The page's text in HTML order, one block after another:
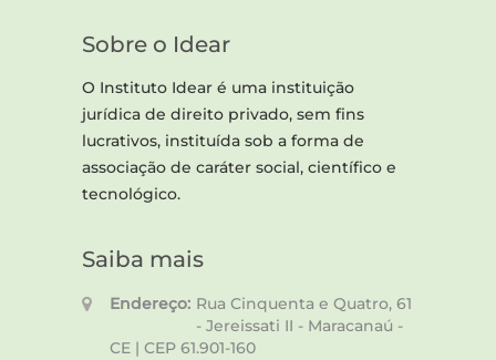
Sobre o Idear
O Instituto Idear é uma instituição
jurídica de direito privado, sem fins
lucrativos, instituída sob a forma de
associação de caráter social, científico e
tecnológico.
Saiba mais
Endereço: Rua Cinquenta e Quatro, 61
- Jereissati II - Maracanaú -
CE | CEP 61.901-160